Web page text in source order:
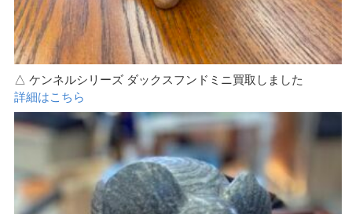
△ ケンネルシリーズ ダックスフンドミニ買取しました
詳細はこちら